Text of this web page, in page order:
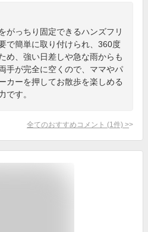
がっちり固定できるハンズフリ
で簡単に取り付けられ、360度
め、強い日差しや急な雨からも
手が完全に空くので、ママやパ
カーを押してお散歩を楽しめる
です。
全てのおすすめコメント (1 件) >